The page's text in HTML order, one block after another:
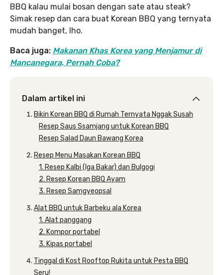
BBQ kalau mulai bosan dengan sate atau steak?
Simak resep dan cara buat Korean BBQ yang ternyata
mudah banget, lho.
Baca juga: Makanan Khas Korea yang Menjamur di
Mancanegara, Pernah Coba?
Dalam artikel ini
Bikin Korean BBQ di Rumah Ternyata Nggak Susah
Resep Saus Ssamjang untuk Korean BBQ
Resep Salad Daun Bawang Korea
Resep Menu Masakan Korean BBQ
1. Resep Kalbi (Iga Bakar) dan Bulgogi
2. Resep Korean BBQ Ayam
3. Resep Samgyeopsal
Alat BBQ untuk Barbeku ala Korea
1. Alat panggang
2. Kompor portabel
3. Kipas portabel
Tinggal di Kost Rooftop Rukita untuk Pesta BBQ
Seru!